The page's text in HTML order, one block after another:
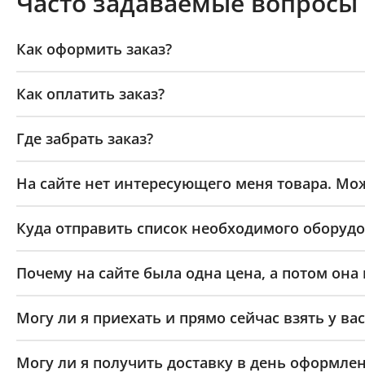
Как оформить заказ?
Как оплатить заказ?
Где забрать заказ?
На сайте нет интересующего меня товара.
Куда отправить список необходимого
Почему на сайте была одна цена, а потом она
Могу ли я приехать и прямо сейчас взять у
Могу ли я получить доставку в день